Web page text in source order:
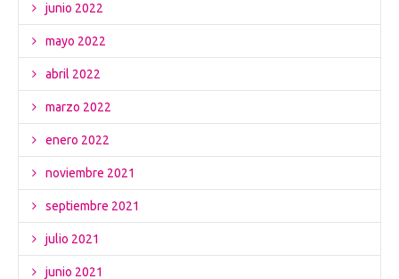
junio 2022
mayo 2022
abril 2022
marzo 2022
enero 2022
noviembre 2021
septiembre 2021
julio 2021
junio 2021